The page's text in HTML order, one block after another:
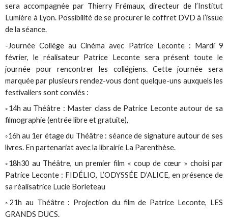
sera accompagnée par Thierry Frémaux, directeur de l’Institut
Lumière à Lyon. Possibilité de se procurer le coffret DVD à l’issue
de la séance.
-Journée Collège au Cinéma avec Patrice Leconte : Mardi 9
février, le réalisateur Patrice Leconte sera présent toute le
journée pour rencontrer les collégiens. Cette journée sera
marquée par plusieurs rendez-vous dont quelque-uns auxquels les
festivaliers sont conviés :
◦14h au Théâtre : Master class de Patrice Leconte autour de sa
filmographie (entrée libre et gratuite),
◦16h au 1er étage du Théâtre : séance de signature autour de ses
livres. En partenariat avec la librairie La Parenthèse.
◦18h30 au Théâtre, un premier film « coup de cœur » choisi par
Patrice Leconte : FIDÉLIO, L’ODYSSÉE D’ALICE, en présence de
sa réalisatrice Lucie Borleteau
◦21h au Théâtre : Projection du film de Patrice Leconte, LES
GRANDS DUCS.